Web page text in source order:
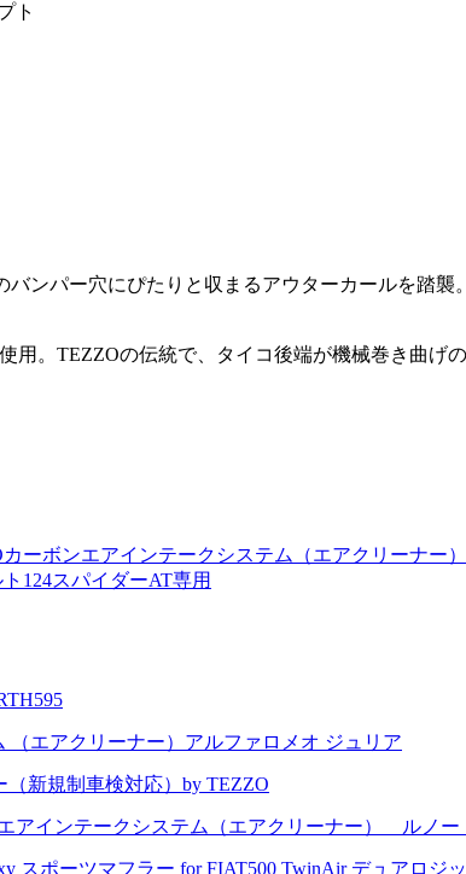
ト
ンパー穴にぴたりと収まるアウターカールを踏襲。
用。TEZZOの伝統で、タイコ後端が機械巻き曲げ
ーボンエアインテークシステム（エアクリーナー
124スパイダーAT専用
エアクリーナー）アルファロメオ ジュリア
新規制車検対応）by TEZZO
アインテークシステム（エアクリーナー） ルノー
スポーツマフラー for FIAT500 TwinAir デュアロジ